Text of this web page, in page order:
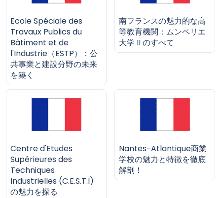
Ecole Spéciale des
Travaux Publics du
Bâtiment et de
l'Industrie（ESTP）：公
共事業と建設分野の未来
を築く
南フランスの魅力的な高
等教育機関：ムンペリエ
大学 II のすべて
Centre d'Etudes
Supérieures des
Techniques
Industrielles (C.E.S.T.I)
の魅力を探る
Nantes-Atlantique商業
学校の魅力と特徴を徹底
解剖！